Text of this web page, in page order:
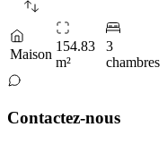
Maison
154.83
m²
3
chambres
Contactez-nous